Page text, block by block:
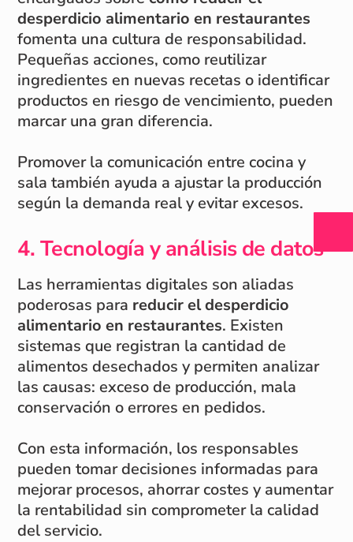
desperdicio alimentario en restaurantes
fomenta una cultura de responsabilidad.
Pequeñas acciones, como reutilizar
ingredientes en nuevas recetas o identificar
productos en riesgo de vencimiento, pueden
marcar una gran diferencia.
Promover la comunicación entre cocina y
sala también ayuda a ajustar la producción
según la demanda real y evitar excesos.
4. Tecnología y análisis de datos
Las herramientas digitales son aliadas
poderosas para reducir el desperdicio
alimentario en restaurantes. Existen
sistemas que registran la cantidad de
alimentos desechados y permiten analizar
las causas: exceso de producción, mala
conservación o errores en pedidos.
Con esta información, los responsables
pueden tomar decisiones informadas para
mejorar procesos, ahorrar costes y aumentar
la rentabilidad sin comprometer la calidad
del servicio.